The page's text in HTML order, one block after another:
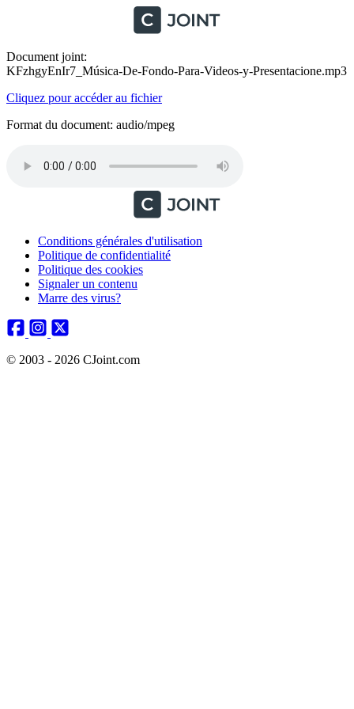
Document joint:
KFzhgyEnIr7_Música-De-Fondo-Para-Videos-y-Presentacione.mp3
Cliquez pour accéder au fichier
Format du document: audio/mpeg
Conditions générales d'utilisation
Politique de confidentialité
Politique des cookies
Signaler un contenu
Marre des virus?
© 2003 - 2026 CJoint.com